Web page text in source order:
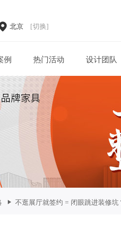
北京 [切换]
例
例
热门活动 设计团队
不逛展厅就签约 = 闭眼跳进装修坑